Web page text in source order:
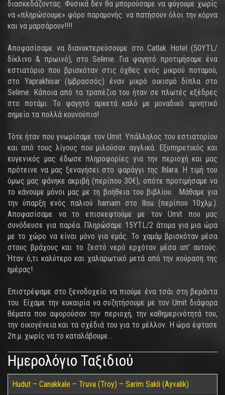
διασκεδάζοντας. Φυσικά δεν θα μπορούσαμε να φύγουμε χωρίς
να «πληρώσουμε» φόρο παραμονής: να πατήσουν όλοι την κόρνα
και να μαρσάρουν!!!!
Αποφασίσαμε να διανυκτερεύσουμε στο Catlak Hotel (50YTL/
δίκλινο & πρωινό), στο Selime. Για φαγητό προτιμήσαμε ένα
εστιατόριο που βρισκόταν στις όχθες ενός μικρού ποταμού,
στο Yaprakhisar (Ιμβρασσός) έναν μικρό οικισμό δίπλα στο
Selime. Κάποια από τα τραπέζια του ήταν σε πλωτές εξέδρες
στο ποτάμι. Το φαγητό αρκετά καλό με μοναδικό αρνητικό
σημείο τα πολλά κουνούπια!
Τότε ήταν που γνωρίσαμε τον Umit. Υπάλληλος του εστιατορίου
και από τους λίγους που μιλούσαν αγγλικά. Εξυπηρετικός και
ευγενικός μας έδωσε πληροφορίες για την περιοχή και μας
πρότεινε να μας ξεναγήσει στο φαράγγι της Ihlara. Η τιμή του
όμως μας φάνηκε ακριβή (περίπου 30€), οπότε προτιμήσαμε να
το κάνουμε μόνοι μας με τη βοήθεια του βιβλίου. Μάθαμε για
την ύπαρξη ενός παλιού hamam στο Ilisu (περίπου 10χλμ.).
Αποφασίσαμε να το επισκεφτούμε με τον Umit που μας
συνόδευσε για παρέα. Πληρώσαμε 15YTL/2 άτομα για μια ώρα
με το χώρο να είναι μόνο για εμάς. Το χαμάμ βρισκόταν μέσα
στους βράχους και το ζεστό νερό ερχόταν μέσα απ' αυτούς.
Ήταν ό,τι καλύτερο και χαλαρωτικό μετά από την κούραση της
ημέρας!
Επιστρέψαμε στο ξενοδοχείο να πιούμε ένα τσάι στη βεράντα
του. Είχαμε την ευκαιρία να συζητήσουμε με τον Umit διάφορα
θέματα που αφορούσαν την περιοχή, την καθημερινότητά του,
την οικογένεια και τα σχέδιά του για το μέλλον. Η ώρα έφτασε
2π.μ. χωρίς να το καταλάβουμε...
Ημερολόγιο Ταξιδιού
Hudut – Canakkale – Truva (Troy) – Sarim Sakli (Ayvalik)